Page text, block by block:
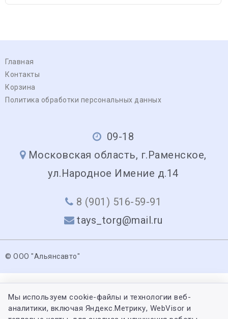
Главная
Контакты
Корзина
Политика обработки персональных данных
09-18
Московская область, г.Раменское,
ул.Народное Имение д.14
8 (901) 516-59-91
tays_torg@mail.ru
© ООО "Альянсавто"
Мы используем cookie-файлы и технологии веб-
аналитики, включая Яндекс.Метрику, WebVisor и